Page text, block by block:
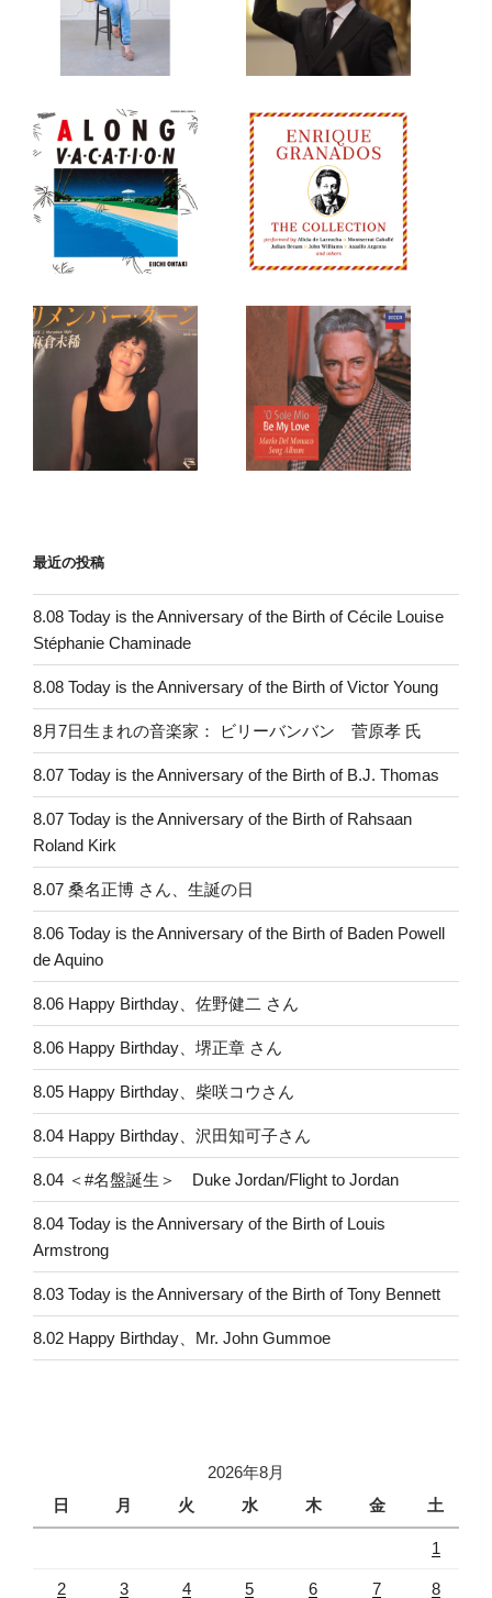
最近の投稿
8.08 Today is the Anniversary of the Birth of Cécile Louise
Stéphanie Chaminade
8.08 Today is the Anniversary of the Birth of Victor Young
8月7日生まれの音楽家： ビリーバンバン 菅原孝 氏
8.07 Today is the Anniversary of the Birth of B.J. Thomas
8.07 Today is the Anniversary of the Birth of Rahsaan
Roland Kirk
8.07 桑名正博 さん、生誕の日
8.06 Today is the Anniversary of the Birth of Baden Powell
de Aquino
8.06 Happy Birthday、佐野健二 さん
8.06 Happy Birthday、堺正章 さん
8.05 Happy Birthday、柴咲コウさん
8.04 Happy Birthday、沢田知可子さん
8.04 ＜#名盤誕生＞ Duke Jordan/Flight to Jordan
8.04 Today is the Anniversary of the Birth of Louis
Armstrong
8.03 Today is the Anniversary of the Birth of Tony Bennett
8.02 Happy Birthday、Mr. John Gummoe
2026年8月
日
月 火 水 木 金 土
1
2 3 4 5 6 7 8